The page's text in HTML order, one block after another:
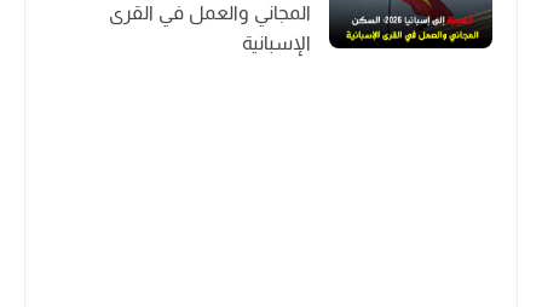
المجاني والعمل في القرى
الإسبانية